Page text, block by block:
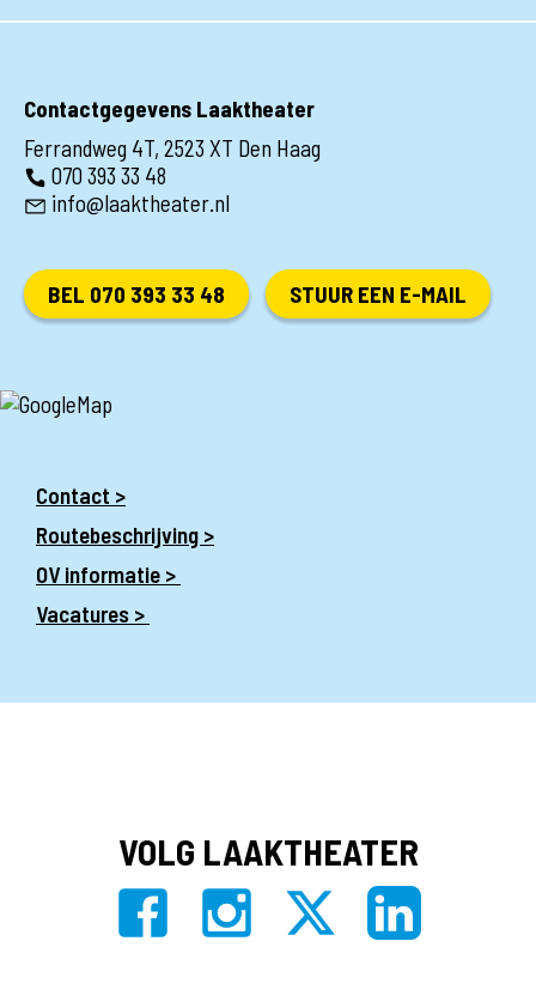
19:00Laakse Vrouwendagen: Ladiesnight
Contactgegevens Laaktheater
Ferrandweg 4T, 2523 XT Den Haag
070 393 33 48
info@laaktheater.nl
BEL 070 393 33 48 STUUR EEN E-MAIL
Contact >
Routebeschrijving >
OV informatie >
Vacatures >
VOLG LAAKTHEATER